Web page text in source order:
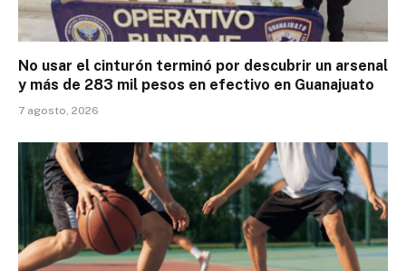
No usar el cinturón terminó por descubrir un arsenal
y más de 283 mil pesos en efectivo en Guanajuato
7 agosto, 2026